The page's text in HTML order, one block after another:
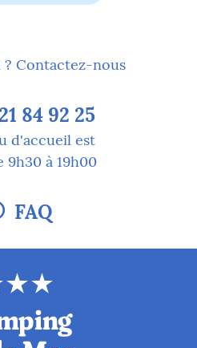
Contactez-nous
84 92 25
d'accueil est
9h30 à 19h00
FAQ